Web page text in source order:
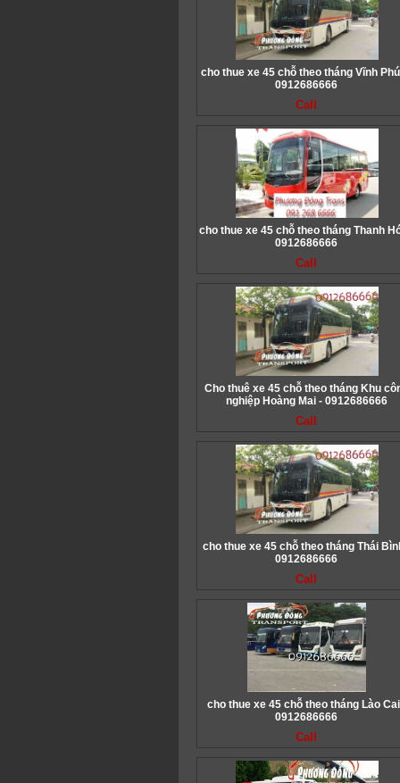
cho thue xe 45 chỗ theo tháng Vĩnh
0912686666
Call
cho thue xe 45 chỗ theo tháng Thanh
0912686666
Call
Cho thuê xe 45 chỗ theo tháng Khu
nghiệp Hoàng Mai - 0912686666
Call
cho thue xe 45 chỗ theo tháng Thái
0912686666
Call
cho thue xe 45 chỗ theo tháng Lào
0912686666
Call